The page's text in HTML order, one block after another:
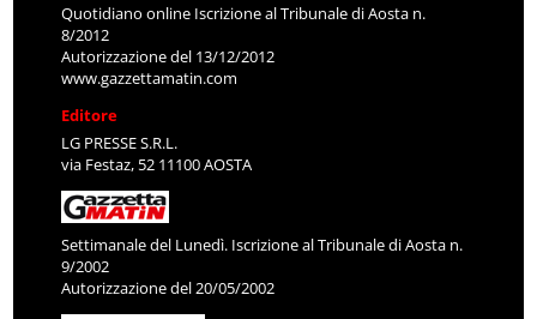
Quotidiano online Iscrizione al Tribunale di Aosta n.
8/2012
Autorizzazione del 13/12/2012
www.gazzettamatin.com
Editore
LG PRESSE S.R.L.
via Festaz, 52 11100 AOSTA
Settimanale del Lunedì. Iscrizione al Tribunale di Aosta n.
9/2002
Autorizzazione del 20/05/2002